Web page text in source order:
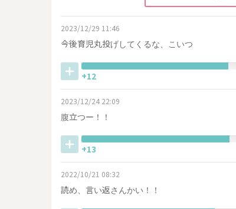
2023/12/29 11:46
今後育児丸投げしてくるな、こいつ
+12
2023/12/24 22:09
腹立つー！！
+13
2022/10/21 08:32
読め、言い返さんかい！！